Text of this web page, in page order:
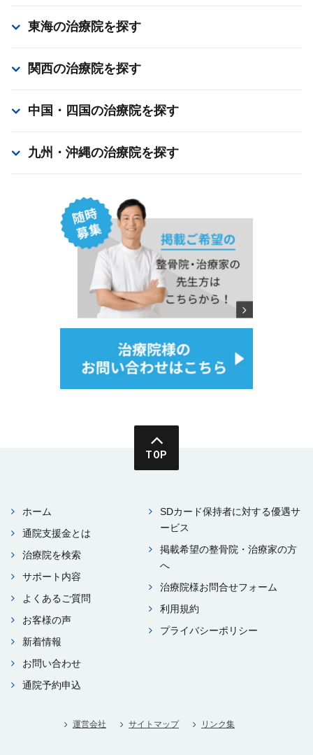
東海の治療院を探す
関西の治療院を探す
中国・四国の治療院を探す
九州・沖縄の治療院を探す
TOP
ホーム
通院⽀援⾦とは
治療院を検索
サポート内容
よくあるご質問
お客様の声
新着情報
お問い合わせ
通院予約申込
SDカード保持者に対する優遇サ
ービス
掲載希望の整⾻院・治療家の⽅
へ
治療院様お問合せフォーム
利⽤規約
プライバシーポリシー
運営会社 サイトマップ リンク集